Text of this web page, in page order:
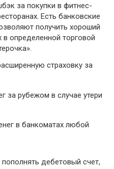
за покупки в фитнес-
Есть банковские
получить хороший
в определенной торговой
страховку за
за рубежом в случае утери
в банкоматах любой
дебетовый счет,